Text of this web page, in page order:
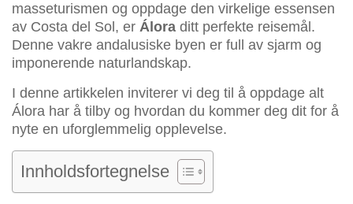
masseturismen og oppdage den virkelige essensen
av Costa del Sol, er Álora ditt perfekte reisemål.
Denne vakre andalusiske byen er full av sjarm og
imponerende naturlandskap.
I denne artikkelen inviterer vi deg til å oppdage alt
Álora har å tilby og hvordan du kommer deg dit for å
nyte en uforglemmelig opplevelse.
Innholdsfortegnelse